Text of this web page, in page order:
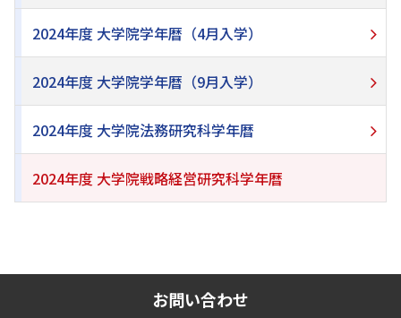
2024年度 大学院学年暦（4月入学）
2024年度 大学院学年暦（9月入学）
2024年度 大学院法務研究科学年暦
2024年度 大学院戦略経営研究科学年暦
お問い合わせ